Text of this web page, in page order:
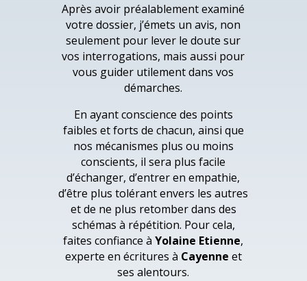
Après avoir préalablement examiné
votre dossier, j’émets un avis, non
seulement pour lever le doute sur
vos interrogations, mais aussi pour
vous guider utilement dans vos
démarches.
En ayant conscience des points
faibles et forts de chacun, ainsi que
nos mécanismes plus ou moins
conscients, il sera plus facile
d’échanger, d’entrer en empathie,
d’être plus tolérant envers les autres
et de ne plus retomber dans des
schémas à répétition. Pour cela,
faites confiance àYolaine Etienne,
experte en écritures à Cayenne et
ses alentours.